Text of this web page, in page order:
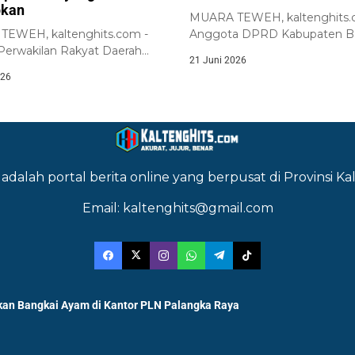
kaltenghits.com -
Rakyat Daerah
MUARA TEWEH,
Anggota DPRD Kabupaten
21 Juni 2026
portal berita online yang berpusat di Provinsi
Email: kaltenghits@gmail.com
Bangkai Ayam di Kantor PLN Palangka Raya